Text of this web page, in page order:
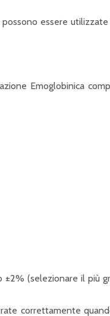
essere
Emoglobinica
(selezionare il più
correttamente